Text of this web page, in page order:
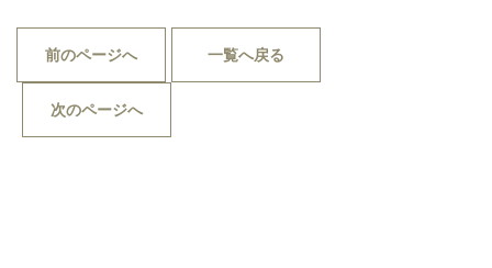
前のページへ 一覧へ戻る
次のページへ